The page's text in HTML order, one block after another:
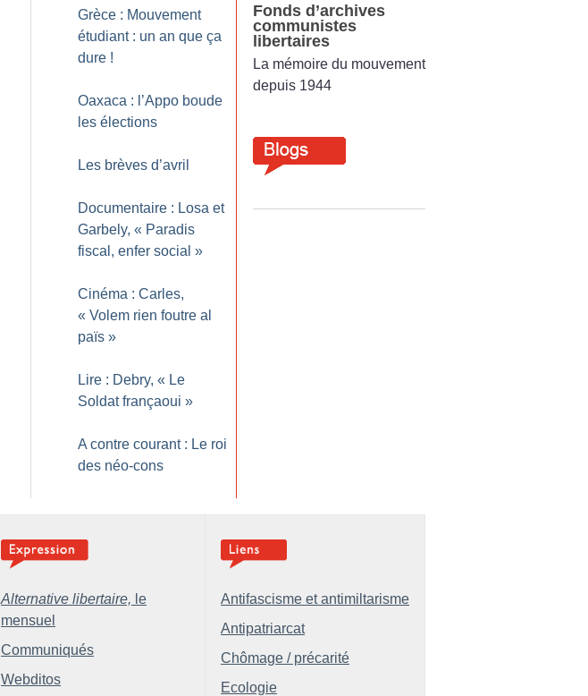
Grèce : Mouvement
étudiant : un an que ça
dure !
Oaxaca : l’Appo boude
les élections
Les brèves d’avril
Documentaire : Losa et
Garbely, « Paradis
fiscal, enfer social »
Cinéma : Carles,
« Volem rien foutre al
païs »
Lire : Debry, « Le
Soldat françaoui »
A contre courant : Le roi
des néo-cons
Fonds d’archives
communistes
libertaires
La mémoire du mouvement
depuis 1944
Alternative libertaire, le
mensuel
Communiqués
Webditos
Antifascisme et antimiltarisme
Antipatriarcat
Chômage / précarité
Ecologie